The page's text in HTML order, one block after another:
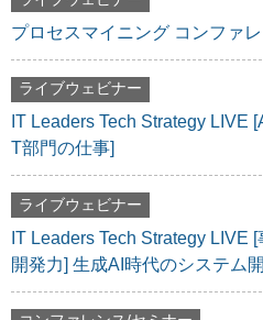
プロセスマイニング コンファ
ライブウェビナー
IT Leaders Tech Strategy LIVE
T部門の仕事]
ライブウェビナー
IT Leaders Tech Strategy LIVE
開発力] 生成AI時代のシステム